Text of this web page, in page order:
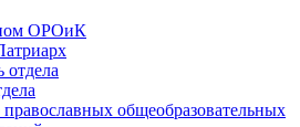
ОРОиК
отдела
общеобразовательных